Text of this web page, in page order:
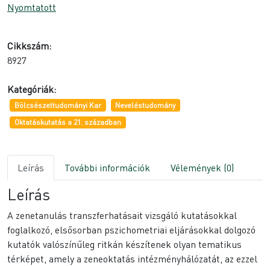
Nyomtatott
Cikkszám:
8927
Kategóriák:
Bölcsészettudományi Kar
Neveléstudomány
Oktatáskutatás a 21. században
Leírás További információk Vélemények (0)
Leírás
A zenetanulás transzferhatásait vizsgáló kutatásokkal
foglalkozó, elsősorban pszichometriai eljárásokkal dolgozó
kutatók valószínűleg ritkán készítenek olyan tematikus
térképet, amely a zeneoktatás intézményhálózatát, az ezzel